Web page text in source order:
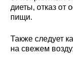
диеты, отказ от
пищи.
Также следует
на свежем